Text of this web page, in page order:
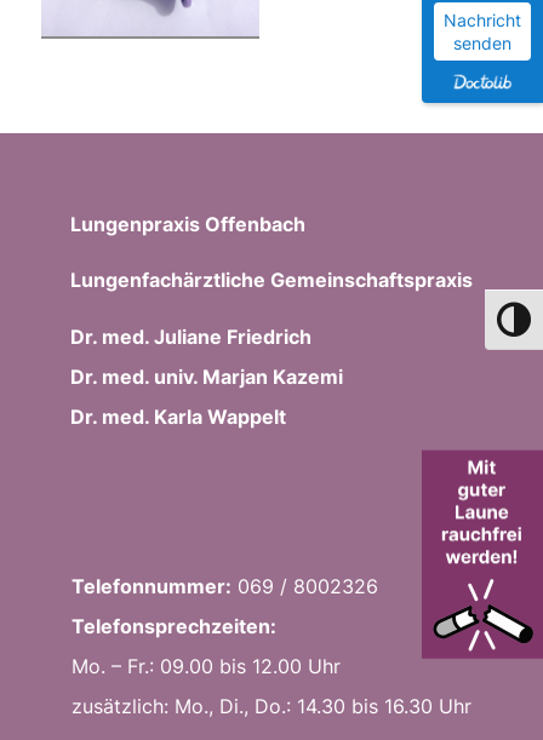
Nachricht
senden
Lungenpraxis Offenbach
Lungenfachärztliche Gemeinschaftspraxis
Dr. med. Juliane Friedrich
Dr. med. univ. Marjan Kazemi
Dr. med. Karla Wappelt
Telefonnummer: 069 / 8002326
Telefonsprechzeiten:
Mo. – Fr.: 09.00 bis 12.00 Uhr
zusätzlich: Mo., Di., Do.: 14.30 bis 16.30 Uhr